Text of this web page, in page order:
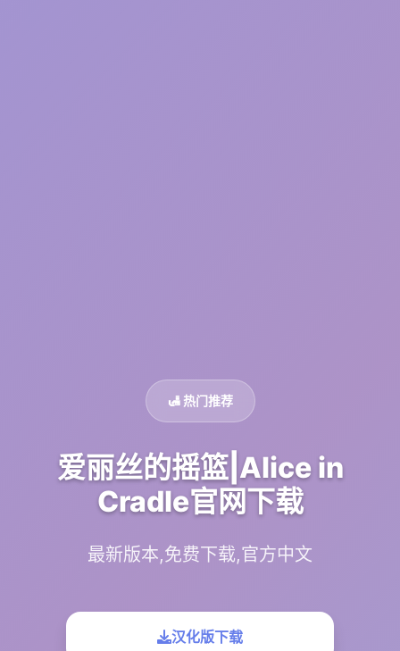
🛃 热门推荐
爱丽丝的摇篮|Alice in
Cradle官网下载
最新版本,免费下载,官方中文
汉化版下载